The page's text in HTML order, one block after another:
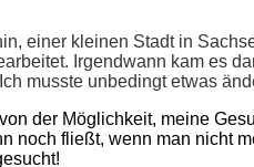
einer kleinen Stadt in
Irgendwann kam es
musste unbedingt etwas
der Möglichkeit, meine
noch fließt, wenn man nicht